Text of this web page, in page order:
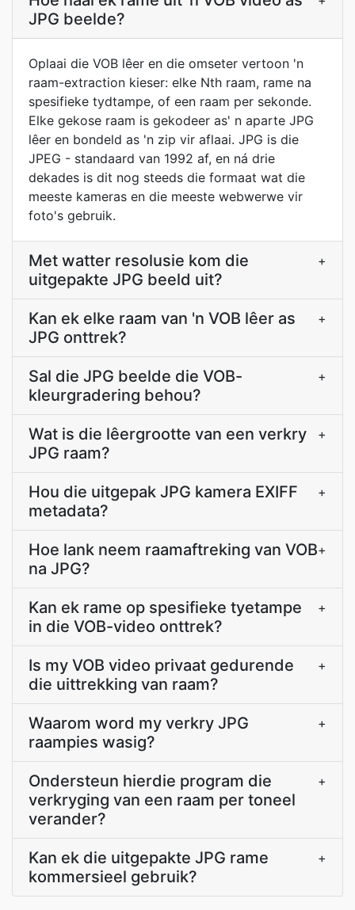
JPG beelde?
Oplaai die VOB lêer en die omseter vertoon 'n
raam-extraction kieser: elke Nth raam, rame na
spesifieke tydtampe, of een raam per sekonde.
Elke gekose raam is gekodeer as' n aparte JPG
lêer en bondeld as 'n zip vir aflaai. JPG is die
JPEG - standaard van 1992 af, en ná drie
dekades is dit nog steeds die formaat wat die
meeste kameras en die meeste webwerwe vir
foto's gebruik.
Met watter resolusie kom die
uitgepakte JPG beeld uit?
+
Kan ek elke raam van 'n VOB lêer as
JPG onttrek?
+
Sal die JPG beelde die VOB-
kleurgradering behou?
+
Wat is die lêergrootte van een verkry
JPG raam?
+
Hou die uitgepak JPG kamera EXIFF
metadata?
+
Hoe lank neem raamaftreking van VOB
na JPG?
+
Kan ek rame op spesifieke tyetampe
in die VOB-video onttrek?
+
Is my VOB video privaat gedurende
die uittrekking van raam?
+
Waarom word my verkry JPG
raampies wasig?
+
Ondersteun hierdie program die
verkryging van een raam per toneel
verander?
+
Kan ek die uitgepakte JPG rame
kommersieel gebruik?
+